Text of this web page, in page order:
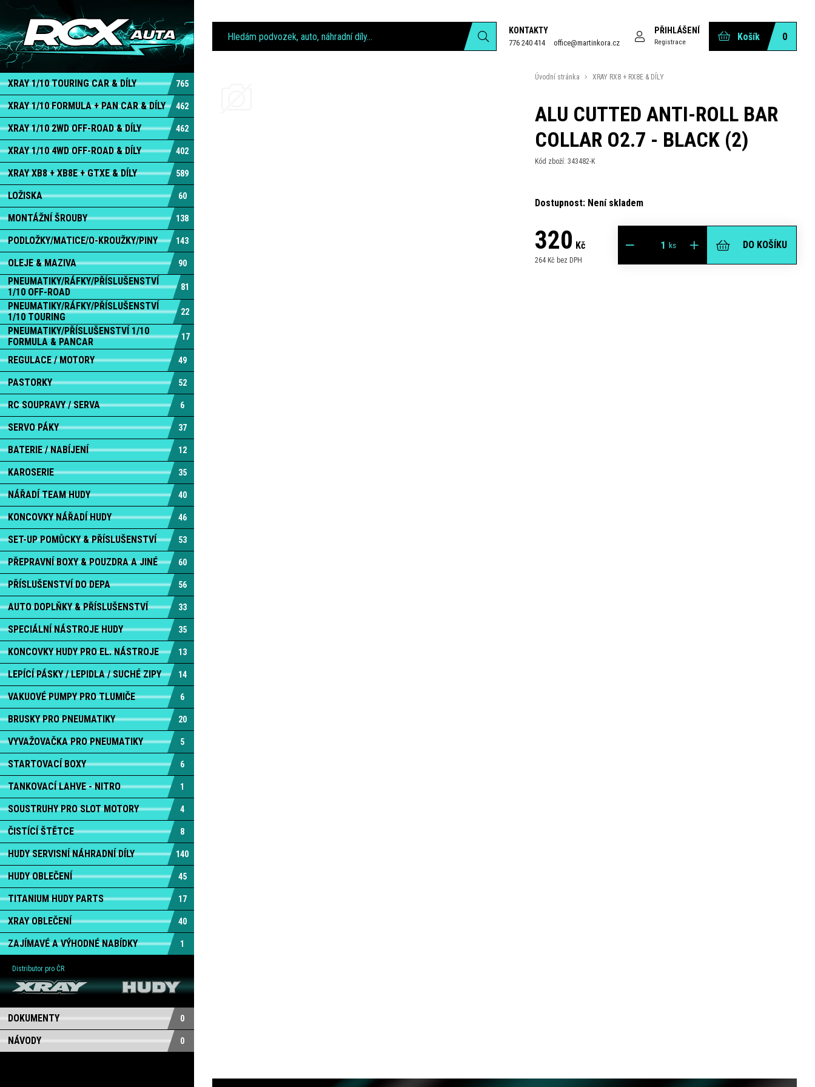
KONTAKTY
776 240 414 office@martinkora.cz
PŘIHLÁŠENÍ
Registrace Košík 0
Úvodní stránka XRAY RX8 + RX8E & DÍLY
ALU CUTTED ANTI-ROLL BAR
COLLAR O2.7 - BLACK (2)
Kód zboží: 343482-K
Dostupnost: Není skladem
320 Kč
264 Kč bez DPH
ks DO KOŠÍKU
XRAY 1/10 TOURING CAR & DÍLY 765
XRAY 1/10 FORMULA + PAN CAR & DÍLY 462
XRAY 1/10 2WD OFF-ROAD & DÍLY 462
XRAY 1/10 4WD OFF-ROAD & DÍLY 402
XRAY XB8 + XB8E + GTXE & DÍLY 589
LOŽISKA 60
MONTÁŽNÍ ŠROUBY 138
PODLOŽKY/MATICE/O-KROUŽKY/PINY 143
OLEJE & MAZIVA 90
PNEUMATIKY/RÁFKY/PŘÍSLUŠENSTVÍ
1/10 OFF-ROAD
81
PNEUMATIKY/RÁFKY/PŘÍSLUŠENSTVÍ
1/10 TOURING
22
PNEUMATIKY/PŘÍSLUŠENSTVÍ 1/10
FORMULA & PANCAR
17
REGULACE / MOTORY 49
PASTORKY 52
RC SOUPRAVY / SERVA 6
SERVO PÁKY 37
BATERIE / NABÍJENÍ 12
KAROSERIE 35
NÁŘADÍ TEAM HUDY 40
KONCOVKY NÁŘADÍ HUDY 46
SET-UP POMŮCKY & PŘÍSLUŠENSTVÍ 53
PŘEPRAVNÍ BOXY & POUZDRA A JINÉ 60
PŘÍSLUŠENSTVÍ DO DEPA 56
AUTO DOPLŇKY & PŘÍSLUŠENSTVÍ 33
SPECIÁLNÍ NÁSTROJE HUDY 35
KONCOVKY HUDY PRO EL. NÁSTROJE 13
LEPÍCÍ PÁSKY / LEPIDLA / SUCHÉ ZIPY 14
VAKUOVÉ PUMPY PRO TLUMIČE 6
BRUSKY PRO PNEUMATIKY 20
VYVAŽOVAČKA PRO PNEUMATIKY 5
STARTOVACÍ BOXY 6
TANKOVACÍ LAHVE - NITRO 1
SOUSTRUHY PRO SLOT MOTORY 4
ČISTÍCÍ ŠTĚTCE 8
HUDY SERVISNÍ NÁHRADNÍ DÍLY 140
HUDY OBLEČENÍ 45
TITANIUM HUDY PARTS 17
XRAY OBLEČENÍ 40
ZAJÍMAVÉ A VÝHODNÉ NABÍDKY 1
Distributor pro ČR
DOKUMENTY 0
NÁVODY 0